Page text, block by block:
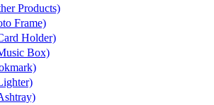
Products)
Frame)
Holder)
Box)